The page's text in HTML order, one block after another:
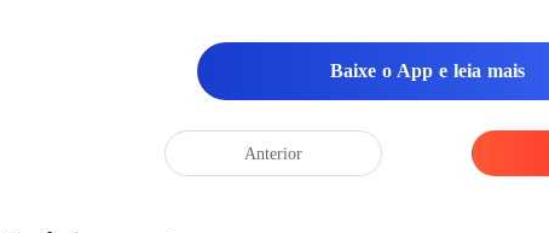
Baixe o App e leia mais
Anterior